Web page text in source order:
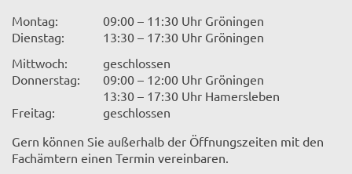
Montag:
09:00 – 11:30 Uhr Gröningen
Dienstag:
13:30 – 17:30 Uhr Gröningen
Mittwoch:
geschlossen
Donnerstag:
09:00 – 12:00 Uhr Gröningen
13:30 – 17:30 Uhr Hamersleben
Freitag:
geschlossen
Gern können Sie außerhalb der Öffnungszeiten mit den
Fachämtern einen Termin vereinbaren.